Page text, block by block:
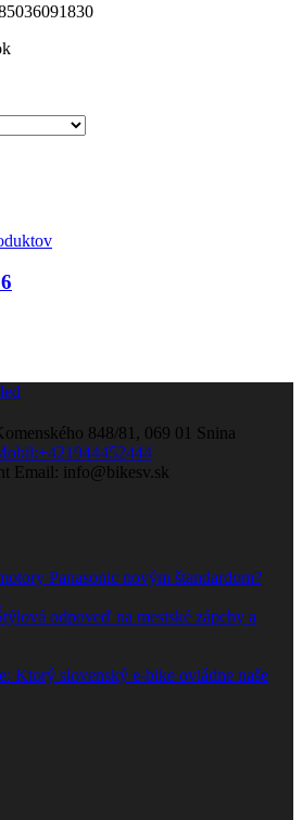
848/81, 069 01 Snina
Email: info@bikesv.sk
Panasonic novým štandardom?
odpoveď na mestské zápchy a
Ktorý slovenský e-bike ovládne naše